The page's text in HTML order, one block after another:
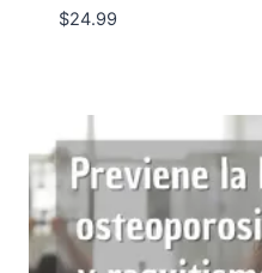
$24.99